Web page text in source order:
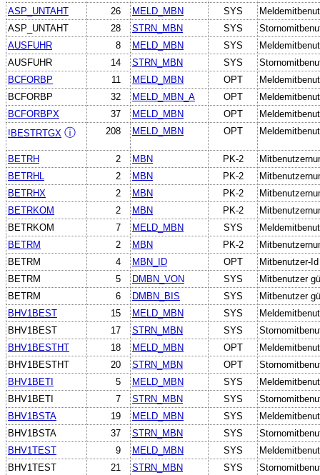
ASP_UNTAHT
26 MELD_MBN SYS
ASP_UNTAHT
28 STRN_MBN SYS
AUSFUHR
8 MELD_MBN SYS
AUSFUHR
14 STRN_MBN SYS
BCFORBP
11 MELD_MBN OPT
BCFORBP
32 MELD_MBN_A OPT
BCFORBPX
37 MELD_MBN OPT
!BESTRTGX ⓘ 208 MELD_MBN OPT
BETRH 2 MBN PK-2
BETRHL
2 MBN PK-2
BETRHX
2 MBN PK-2
BETRKOM
2 MBN PK-2
BETRKOM
7 MELD_MBN SYS
BETRM
2 MBN PK-2
BETRM
4 MBN_ID OPT
Mitbenutzer-Id
BETRM
5 DMBN_VON SYS
Mitbenutzer
BETRM
6 DMBN_BIS SYS
Mitbenutzer
BHV1BEST
15 MELD_MBN SYS
BHV1BEST
17 STRN_MBN SYS
BHV1BESTHT
18 MELD_MBN OPT
BHV1BESTHT
20 STRN_MBN OPT
BHV1BETI
5 MELD_MBN SYS
BHV1BETI
7 STRN_MBN SYS
BHV1BSTA
19 MELD_MBN SYS
BHV1BSTA
37 STRN_MBN SYS
BHV1TEST
9 MELD_MBN SYS
BHV1TEST
21 STRN_MBN SYS